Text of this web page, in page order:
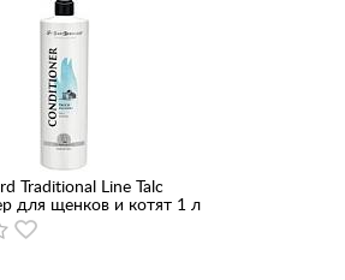
Traditional Line Talc
для щенков и котят 1 л